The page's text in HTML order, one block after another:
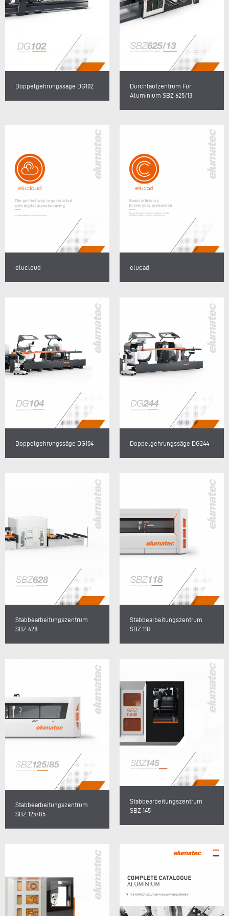
Doppelgehrungssäge DG102
Durchlaufzentrum Für
Aluminium SBZ 625/13
elucloud elucad
Doppelgehrungssäge DG104 Doppelgehrungssäge DG244
Stabbearbeitungszentrum
SBZ 628
Stabbearbeitungszentrum
SBZ 118
Stabbearbeitungszentrum
SBZ 125/85
Stabbearbeitungszentrum
SBZ 145